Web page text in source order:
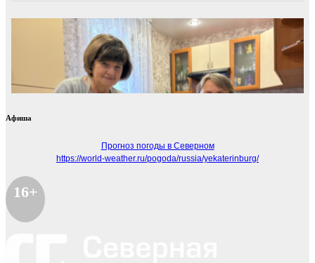
Афиша
Прогноз погоды в Северном
https://world-weather.ru/pogoda/russia/yekaterinburg/
16+